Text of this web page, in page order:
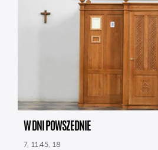
W DNI POWSZEDNIE
7, 11.45, 18